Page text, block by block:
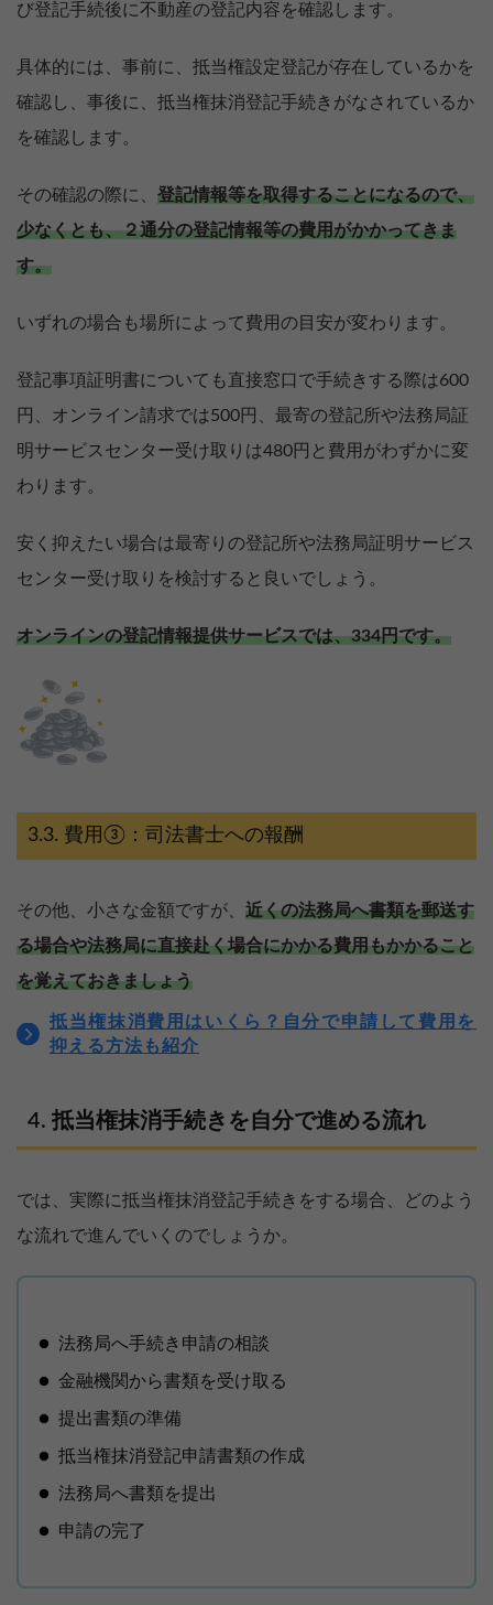
び登記手続後に不動産の登記内容を確認します。
具体的には、事前に、抵当権設定登記が存在しているかを
確認し、事後に、抵当権抹消登記手続きがなされているか
を確認します。
その確認の際に、 登記情報等を取得することになるので、
少なくとも、２通分の登記情報等の費用がかかってきま
す。
いずれの場合も場所によって費用の目安が変わります。
登記事項証明書についても直接窓口で手続きする際は600
円、オンライン請求では500円、最寄の登記所や法務局証
明サービスセンター受け取りは480円と費用がわずかに変
わります。
安く抑えたい場合は最寄りの登記所や法務局証明サービス
センター受け取りを検討すると良いでしょう。
オンラインの登記情報提供サービスでは、334円です。
費用③：司法書士への報酬
その他、小さな金額ですが、 近くの法務局へ書類を郵送す
る場合や法務局に直接赴く場合にかかる費用もかかること
を覚えておきましょう
抵当権抹消費用はいくら？自分で申請して費用を
抑える方法も紹介
抵当権抹消手続きを自分で進める流れ
では、実際に抵当権抹消登記手続きをする場合、どのよう
な流れで進んでいくのでしょうか。
法務局へ手続き申請の相談
金融機関から書類を受け取る
提出書類の準備
抵当権抹消登記申請書類の作成
法務局へ書類を提出
申請の完了